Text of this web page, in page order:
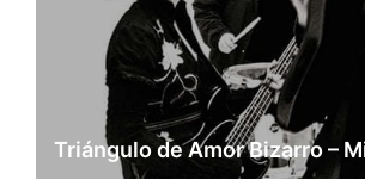
Triángulo de Amor Bizarro –